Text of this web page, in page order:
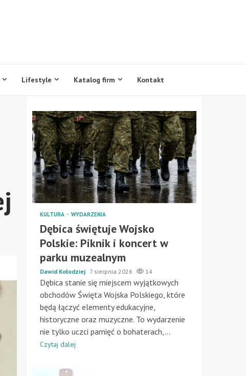
Lifestyle Katalog firm Kontakt
KULTURA WYDARZENIA
Dębica świętuje Wojsko
Polskie: Piknik i koncert w
parku muzealnym
Dawid Kołodziej 7 sierpnia 2026 14
Dębica stanie się miejscem wyjątkowych
obchodów Święta Wojska Polskiego, które
będą łączyć elementy edukacyjne,
historyczne oraz muzyczne. To wydarzenie
nie tylko uczci pamięć o bohaterach,...
Czytaj dalej